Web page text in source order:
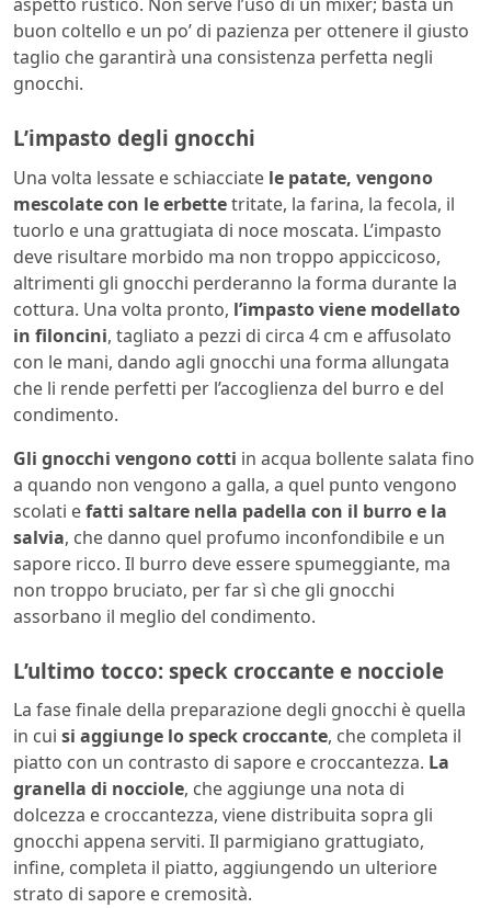
buon coltello e un po’ di pazienza per ottenere il giusto
taglio che garantirà una consistenza perfetta negli
gnocchi.
L’impasto degli gnocchi
Una volta lessate e schiacciate le patate, vengono
mescolate con le erbettetritate, la farina, la fecola, il
tuorlo e una grattugiata di noce moscata. L’impasto
deve risultare morbido ma non troppo appiccicoso,
altrimenti gli gnocchi perderanno la forma durante la
cottura. Una volta pronto, l’impasto viene modellato
in filoncini, tagliato a pezzi di circa 4 cm e affusolato
con le mani, dando agli gnocchi una forma allungata
che li rende perfetti per l’accoglienza del burro e del
condimento.
Gli gnocchi vengono cotti in acqua bollente salata fino
a quando non vengono a galla, a quel punto vengono
scolati efatti saltare nella padella con il burro e la
salvia, che danno quel profumo inconfondibile e un
sapore ricco. Il burro deve essere spumeggiante, ma
non troppo bruciato, per far sì che gli gnocchi
assorbano il meglio del condimento.
L’ultimo tocco: speck croccante e nocciole
La fase finale della preparazione degli gnocchi è quella
in cui si aggiunge lo speck croccante, che completa il
piatto con un contrasto di sapore e croccantezza. La
granella di nocciole, che aggiunge una nota di
dolcezza e croccantezza, viene distribuita sopra gli
gnocchi appena serviti. Il parmigiano grattugiato,
infine, completa il piatto, aggiungendo un ulteriore
strato di sapore e cremosità.